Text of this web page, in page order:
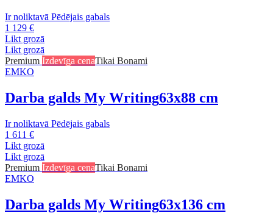
Ir noliktavā Pēdējais gabals
1 129 €
Likt grozā
Likt grozā
Premium Izdevīga cenaTikai Bonami
EMKO
Darba galds My Writing63x88 cm
Ir noliktavā Pēdējais gabals
1 611 €
Likt grozā
Likt grozā
Premium Izdevīga cenaTikai Bonami
EMKO
Darba galds My Writing63x136 cm